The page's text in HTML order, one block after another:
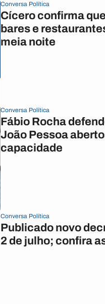
Conversa Política
Cícero confirma
bares e
meia noite
Conversa Política
Fábio Rocha
João Pessoa
capacidade
Conversa Política
Publicado novo
2 de julho; confira